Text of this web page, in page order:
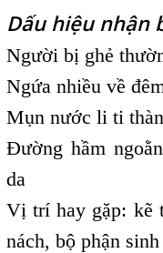
Dấu hiệu nhận
Người bị ghẻ
Ngứa nhiều về
Mụn nước li ti
Đường hầm
da
Vị trí hay gặp: kẽ
nách, bộ phận